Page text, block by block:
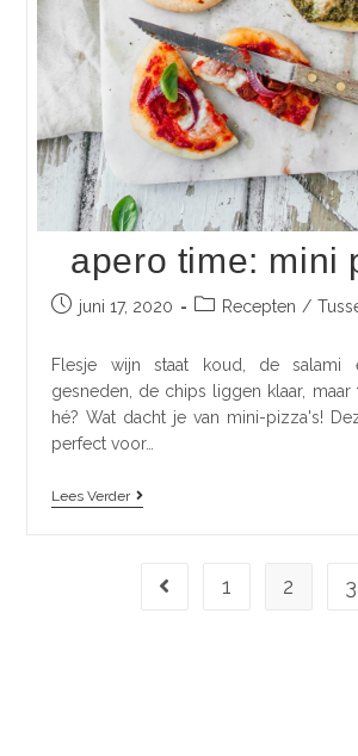
apero time: mini
juni 17, 2020 Recepten /
Flesje wijn staat koud, de salami
gesneden, de chips liggen klaar,
hé? Wat dacht je van mini-pizza's!
perfect voor…
Lees Verder
1 2 3